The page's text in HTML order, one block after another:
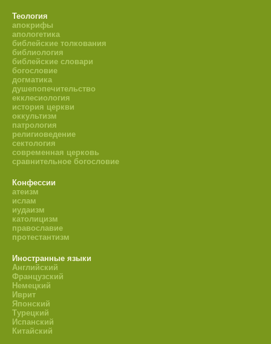
Теология
апокрифы
апологетика
библейские толкования
библиология
библейские словари
богословие
догматика
душепопечительство
екклесиология
история церкви
оккультизм
патрология
религиоведение
сектология
современная церковь
сравнительное богословие
Конфессии
атеизм
ислам
иудаизм
католицизм
православие
протестантизм
Иностранные языки
Английский
Французский
Немецкий
Иврит
Японский
Турецкий
Испанский
Китайский